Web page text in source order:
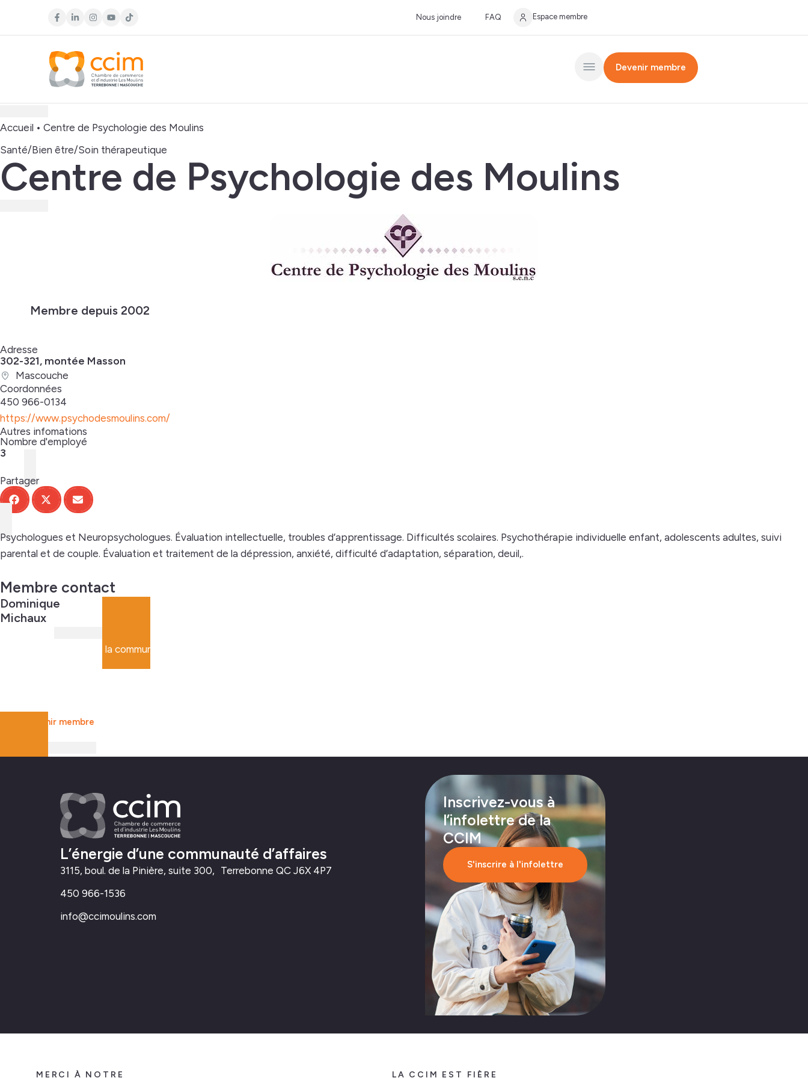
Nous joindre FAQ Espace membre
Devenir membre
Accueil • Centre de Psychologie des Moulins
Santé/Bien être/Soin thérapeutique
Centre de Psychologie des Moulins
Membre depuis 2002
Adresse
302-321, montée Masson
Mascouche
Coordonnées
450 966-0134
https://www.psychodesmoulins.com/
Autres infomations
Nombre d'employé
3
Partager
Psychologues et Neuropsychologues. Évaluation intellectuelle, troubles d’apprentissage. Difficultés scolaires. Psychothérapie individuelle enfant, adolescents adultes, suivi
parental et de couple. Évaluation et traitement de la dépression, anxiété, difficulté d’adaptation, séparation, deuil,.
Membre contact
Dominique
Michaux
Faites partie de la communauté
Devenir membre
L’énergie d’une communauté d’affaires
3115, boul. de la Pinière, suite 300, Terrebonne QC J6X 4P7
450 966-1536
info@ccimoulins.com
Inscrivez-vous à
l’infolettre de la
CCIM
S'inscrire à l'infolettre
MERCI À NOTRE LA CCIM EST FIÈRE